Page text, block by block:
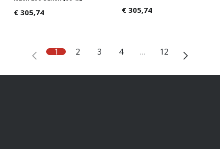
€ 305,74 € 305,74
1 2 3 4 … 12